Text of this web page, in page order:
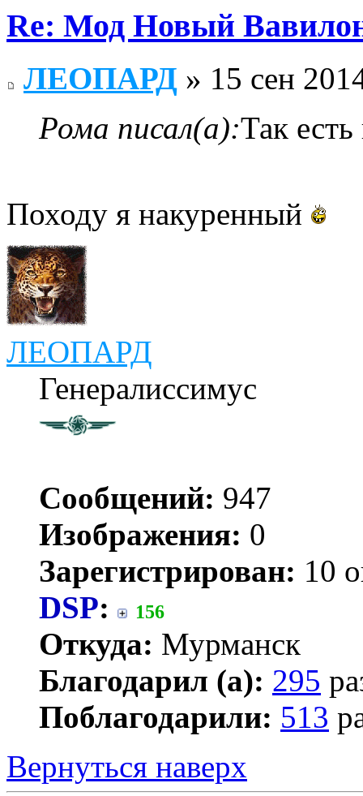
Re: Мод Новый
ЛЕОПАРД » 15 сен
Рома писал(а):Так
Походу я накуренный
ЛЕОПАРД
Генералиссимус
Сообщений: 947
Изображения: 0
Зарегистрирован: 10
DSP: 156
Откуда: Мурманск
Благодарил (а): 295
Поблагодарили: 513
Вернуться наверх